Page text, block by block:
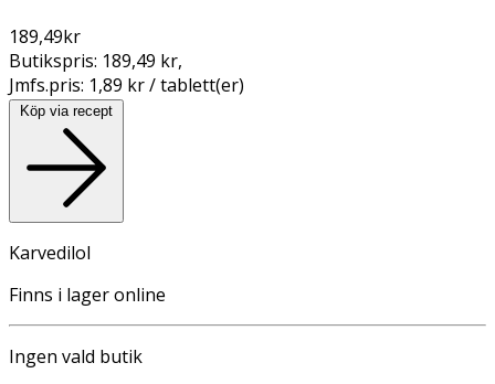
189,49kr
Butikspris: 189,49 kr,
Jmfs.pris: 1,89 kr / tablett(er)
Köp via recept
Karvedilol
Finns i lager online
Ingen vald butik